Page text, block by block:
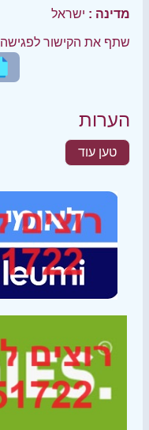
מדינה : ישראל
שתף את הקישור לפגישה
הערות
טען עוד